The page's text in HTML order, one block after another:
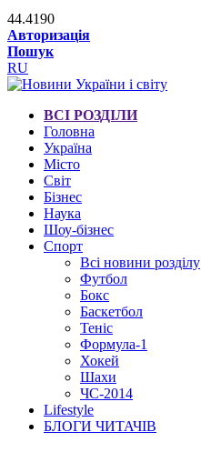
44.4190
Авторизація
Пошук
RU
ВСІ РОЗДІЛИ
Головна
Україна
Місто
Світ
Бізнес
Наука
Шоу-бізнес
Спорт
Всі новини розділу
Футбол
Бокс
Баскетбол
Теніс
Формула-1
Хокей
Шахи
ЧС-2014
Lifestyle
БЛОГИ ЧИТАЧІВ